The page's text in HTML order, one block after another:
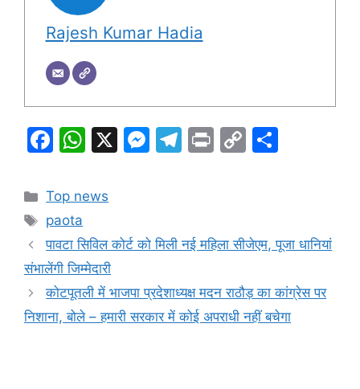
Rajesh Kumar Hadia
F
c
e
b
o
o
k
W
at
A
p
p
X
M
e
g
er
T
a
Pr C
Li
k
Categories
Top news
Tags
paota
पावटा सिविल कोर्ट को मिली नई महिला सीजेएम, पूजा धानियां
संभालेंगी जिम्मेदारी
कोटपूतली में भाजपा प्रदेशाध्यक्ष मदन राठौड़ का कांग्रेस पर
निशाना, बोले – हमारी सरकार में कोई अपराधी नहीं बचेगा